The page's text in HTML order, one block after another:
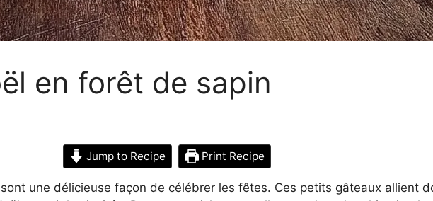
en forêt de sapin
Jump to Recipe Print Recipe
une délicieuse façon de célébrer les fêtes. Ces petits gâteaux allient